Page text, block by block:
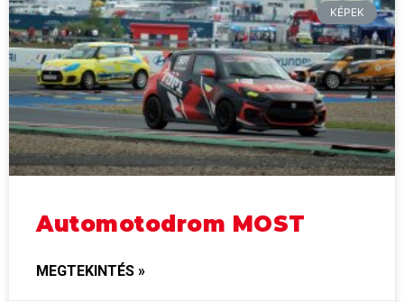
KÉPEK
Automotodrom MOST
MEGTEKINTÉS »